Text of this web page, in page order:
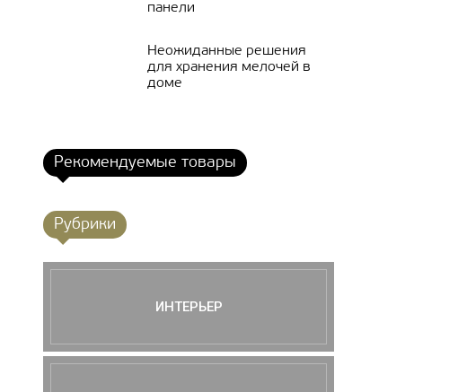
панели
Неожиданные решения
для хранения мелочей в
доме
Рекомендуемые товары
Рубрики
ИНТЕРЬЕР